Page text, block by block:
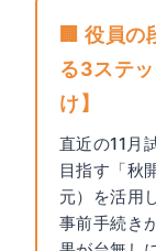
🏢 役員の
る3ステ
け】
直近の11月
目指す「秋
元）を活用
事前手続き